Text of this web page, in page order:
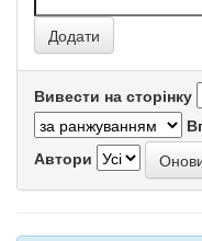
Вивести на сторінку
Автори